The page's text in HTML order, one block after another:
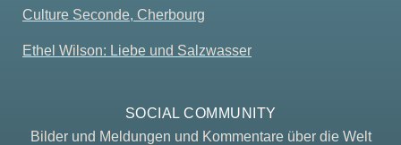
Culture Seconde, Cherbourg
Ethel Wilson: Liebe und Salzwasser
SOCIAL COMMUNITY
Bilder und Meldungen und Kommentare über die Welt